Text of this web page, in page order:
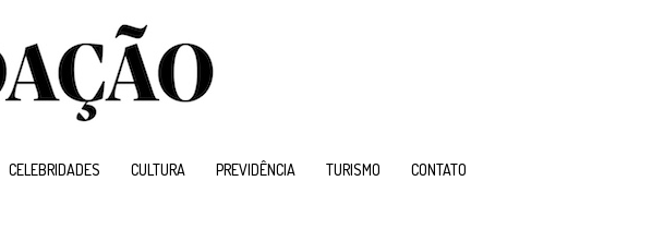
CELEBRIDADES CULTURA PREVIDÊNCIA TURISMO CONTATO